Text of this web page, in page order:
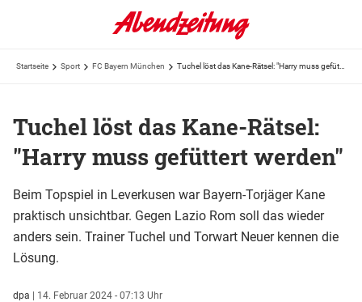
Startseite Sport FC Bayern München
Tuchel löst das Kane-Rätsel:
"Harry muss gefüttert werden"
Beim Topspiel in Leverkusen war Bayern-Torjäger Kane
praktisch unsichtbar. Gegen Lazio Rom soll das wieder
anders sein. Trainer Tuchel und Torwart Neuer kennen die
Lösung.
dpa | 14. Februar 2024 - 07:13 Uhr